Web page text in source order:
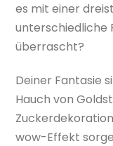
es mit einer
unterschiedliche
überrascht?
Deiner Fantasie
Hauch von
wow-Effekt